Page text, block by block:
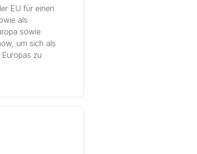
EU für einen
als
sowie
um sich als
zu